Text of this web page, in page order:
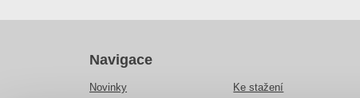
Navigace
Novinky
Ke stažení